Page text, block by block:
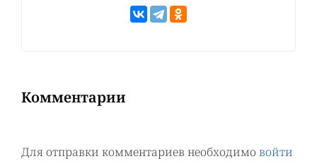
Комментарии
Для отправки комментариев необходимо войти